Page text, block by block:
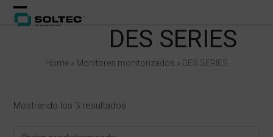
Skip
Open
menu
Close
menu
DES SERIES
Home » Monitores monitorizados » DES SERIES
Mostrando los 3 resultados